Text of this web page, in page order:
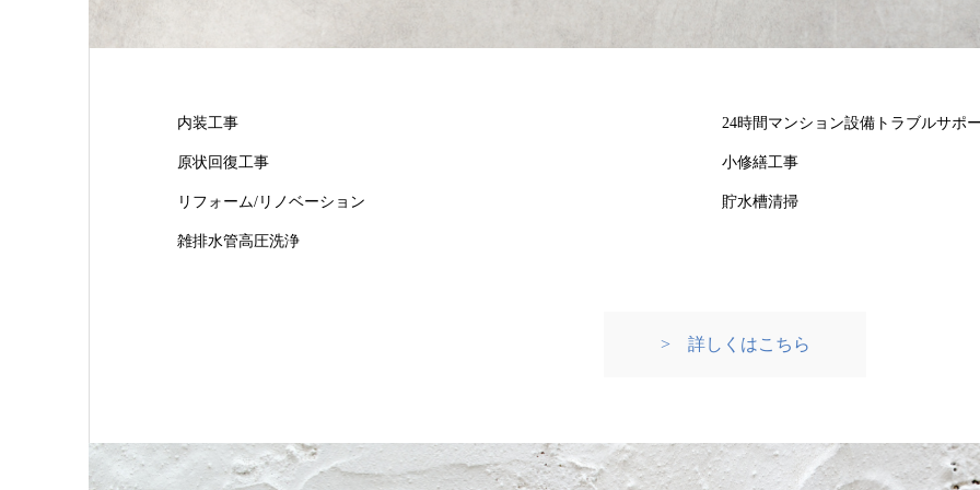
内装工事 24時間マンション設備トラブルサポ
原状回復工事 小修繕工事
リフォーム/リノベーション 貯水槽清掃
雑排水管高圧洗浄
> 詳しくはこちら